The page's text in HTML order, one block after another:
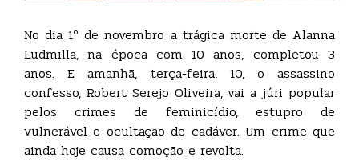
No dia 1º de novembro a trágica morte de Alanna
Ludmilla, na época com 10 anos, completou 3
anos. E amanhã, terça-feira, 10, o assassino
confesso, Robert Serejo Oliveira, vai a júri popular
pelos crimes de feminicídio, estupro de
vulnerável e ocultação de cadáver. Um crime que
ainda hoje causa comoção e revolta.